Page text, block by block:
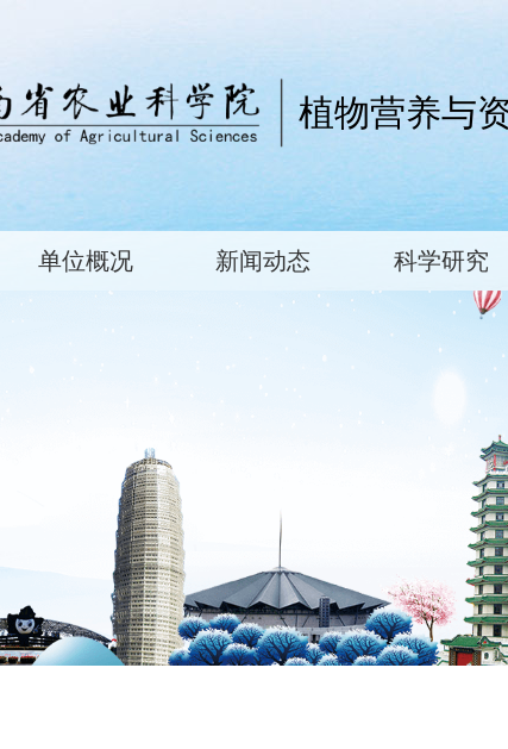
植物营养与
单位概况 新闻动态 科学研究